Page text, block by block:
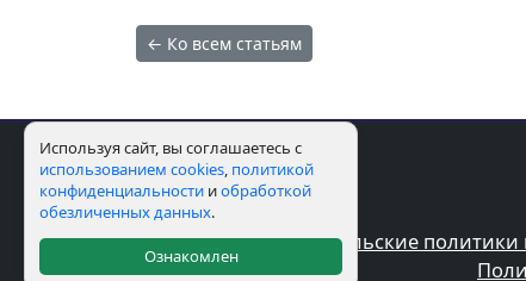
← Ко всем статьям
Пользовательские политики
Используя сайт, вы соглашаетесь с
использованием cookies, политикой
конфиденциальности иобработкой
обезличенных данных.
Ознакомлен